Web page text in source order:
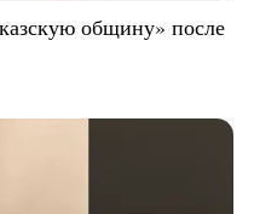
общину» после